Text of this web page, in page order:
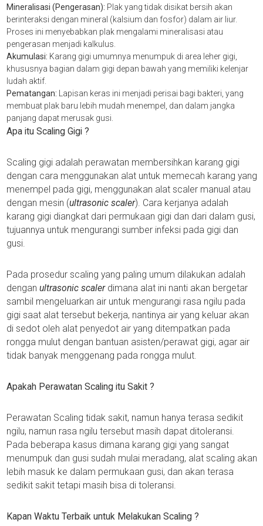
Mineralisasi (Pengerasan): Plak yang tidak disikat bersih akan
berinteraksi dengan mineral (kalsium dan fosfor) dalam air liur.
Proses ini menyebabkan plak mengalami mineralisasi atau
pengerasan menjadi kalkulus.
Akumulasi: Karang gigi umumnya menumpuk di area leher gigi,
khususnya bagian dalam gigi depan bawah yang memiliki kelenjar
ludah aktif.
Pematangan: Lapisan keras ini menjadi perisai bagi bakteri, yang
membuat plak baru lebih mudah menempel, dan dalam jangka
panjang dapat merusak gusi.
Apa itu Scaling Gigi ?
Scaling gigi adalah perawatan membersihkan karang gigi
dengan cara menggunakan alat untuk memecah karang yang
menempel pada gigi, menggunakan alat scaler manual atau
dengan mesin (ultrasonic scaler). Cara kerjanya adalah
karang gigi diangkat dari permukaan gigi dan dari dalam gusi,
tujuannya untuk mengurangi sumber infeksi pada gigi dan
gusi.
Pada prosedur scaling yang paling umum dilakukan adalah
dengan ultrasonic scalerdimana alat ini nanti akan bergetar
sambil mengeluarkan air untuk mengurangi rasa ngilu pada
gigi saat alat tersebut bekerja, nantinya air yang keluar akan
di sedot oleh alat penyedot air yang ditempatkan pada
rongga mulut dengan bantuan asisten/perawat gigi, agar air
tidak banyak menggenang pada rongga mulut.
Apakah Perawatan Scaling itu Sakit ?
Perawatan Scaling tidak sakit, namun hanya terasa sedikit
ngilu, namun rasa ngilu tersebut masih dapat ditoleransi.
Pada beberapa kasus dimana karang gigi yang sangat
menumpuk dan gusi sudah mulai meradang, alat scaling akan
lebih masuk ke dalam permukaan gusi, dan akan terasa
sedikit sakit tetapi masih bisa di toleransi.
Kapan Waktu Terbaik untuk Melakukan Scaling ?